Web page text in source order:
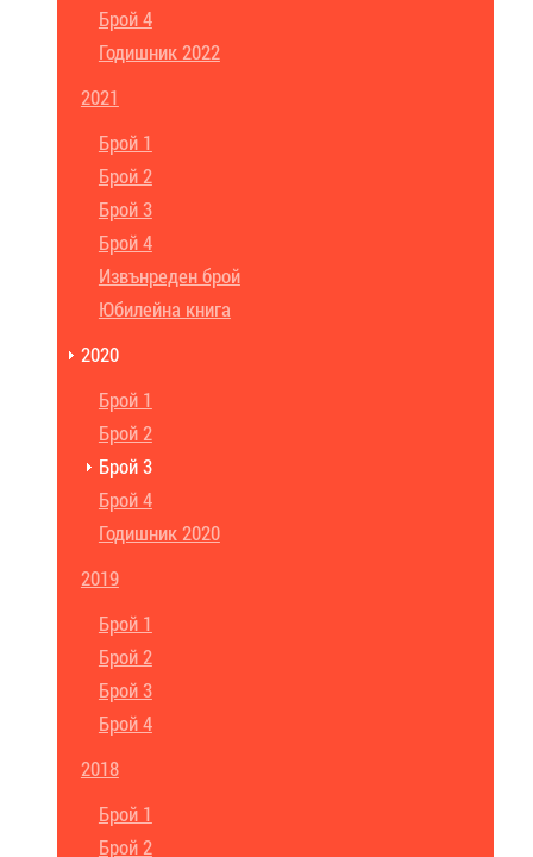
Брой 4
Годишник 2022
2021
Брой 1
Брой 2
Брой 3
Брой 4
Извънреден брой
Юбилейна книга
2020
Брой 1
Брой 2
Брой 3
Брой 4
Годишник 2020
2019
Брой 1
Брой 2
Брой 3
Брой 4
2018
Брой 1
Брой 2